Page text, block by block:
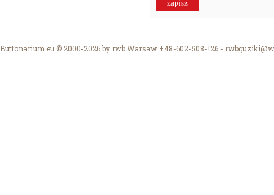
Buttonarium.eu © 2000-2026 by rwb Warsaw +48-602-508-126 -